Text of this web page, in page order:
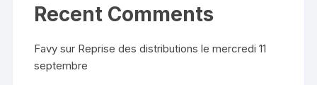
Recent Comments
Favy sur Reprise des distributions le mercredi 11
septembre